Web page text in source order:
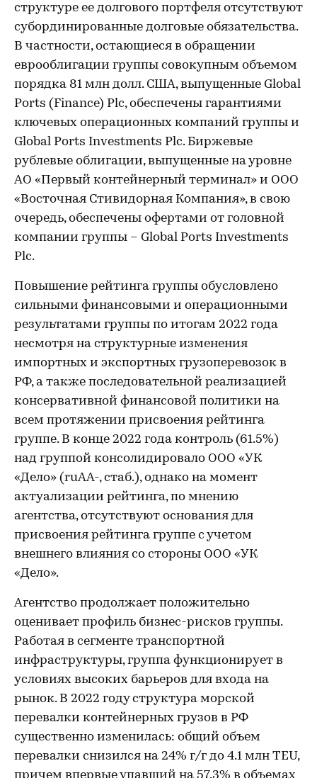
структуре ее долгового портфеля отсутствуют
субординированные долговые обязательства.
В частности, остающиеся в обращении
еврооблигации группы совокупным объемом
порядка 81 млн долл. США, выпущенные Global
Ports (Finance) Plc, обеспечены гарантиями
ключевых операционных компаний группы и
Global Ports Investments Plc. Биржевые
рублевые облигации, выпущенные на уровне
АО «Первый контейнерный терминал» и ООО
«Восточная Стивидорная Компания», в свою
очередь, обеспечены офертами от головной
компании группы – Global Ports Investments
Plc.
Повышение рейтинга группы обусловлено
сильными финансовыми и операционными
результатами группы по итогам 2022 года
несмотря на структурные изменения
импортных и экспортных грузоперевозок в
РФ, а также последовательной реализацией
консервативной финансовой политики на
всем протяжении присвоения рейтинга
группе. В конце 2022 года контроль (61.5%)
над группой консолидировало ООО «УК
«Дело» (ruAA-, стаб.), однако на момент
актуализации рейтинга, по мнению
агентства, отсутствуют основания для
присвоения рейтинга группе с учетом
внешнего влияния со стороны ООО «УК
«Дело».
Агентство продолжает положительно
оценивает профиль бизнес-рисков группы.
Работая в сегменте транспортной
инфраструктуры, группа функционирует в
условиях высоких барьеров для входа на
рынок. В 2022 году структура морской
перевалки контейнерных грузов в РФ
существенно изменилась: общий объем
перевалки снизился на 24% г/г до 4.1 млн TEU,